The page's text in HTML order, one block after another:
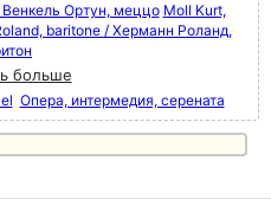
Ортун, меццо Moll Kurt,
baritone / Херманн Роланд,
больше
Опера, интермедия, серената